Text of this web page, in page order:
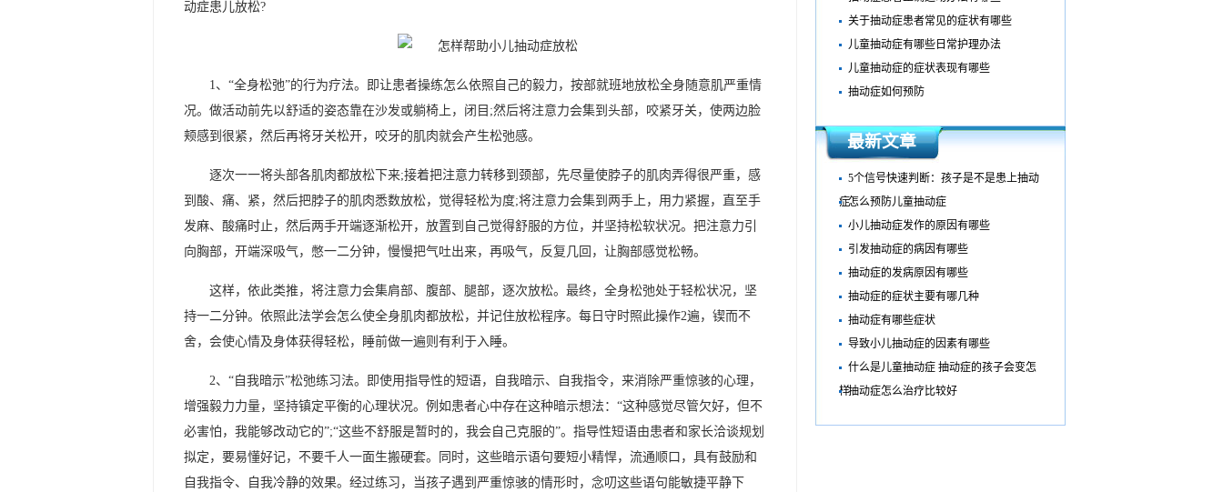
动症患儿放松?
1、“全身松弛”的行为疗法。即让患者操练怎么依照自己的毅力，按部就班地放松全身随意肌严重情
况。做活动前先以舒适的姿态靠在沙发或躺椅上，闭目;然后将注意力会集到头部，咬紧牙关，使两边脸
颊感到很紧，然后再将牙关松开，咬牙的肌肉就会产生松弛感。
逐次一一将头部各肌肉都放松下来;接着把注意力转移到颈部，先尽量使脖子的肌肉弄得很严重，感
到酸、痛、紧，然后把脖子的肌肉悉数放松，觉得轻松为度;将注意力会集到两手上，用力紧握，直至手
发麻、酸痛时止，然后两手开端逐渐松开，放置到自己觉得舒服的方位，并坚持松软状况。把注意力引
向胸部，开端深吸气，憋一二分钟，慢慢把气吐出来，再吸气，反复几回，让胸部感觉松畅。
这样，依此类推，将注意力会集肩部、腹部、腿部，逐次放松。最终，全身松弛处于轻松状况，坚
持一二分钟。依照此法学会怎么使全身肌肉都放松，并记住放松程序。每日守时照此操作2遍，锲而不
舍，会使心情及身体获得轻松，睡前做一遍则有利于入睡。
2、“自我暗示”松弛练习法。即使用指导性的短语，自我暗示、自我指令，来消除严重惊骇的心理，
增强毅力力量，坚持镇定平衡的心理状况。例如患者心中存在这种暗示想法：“这种感觉尽管欠好，但不
必害怕，我能够改动它的”;“这些不舒服是暂时的，我会自己克服的”。指导性短语由患者和家长洽谈规划
拟定，要易懂好记，不要千人一面生搬硬套。同时，这些暗示语句要短小精悍，流通顺口，具有鼓励和
自我指令、自我冷静的效果。经过练习，当孩子遇到严重惊骇的情形时，念叨这些语句能敏捷平静下
关于抽动症患者常见的症状有哪些
儿童抽动症有哪些日常护理办法
儿童抽动症的症状表现有哪些
抽动症如何预防
最新文章
5个信号快速判断：孩子是不是患上抽动
症怎么预防儿童抽动症
小儿抽动症发作的原因有哪些
引发抽动症的病因有哪些
抽动症的发病原因有哪些
抽动症的症状主要有哪几种
抽动症有哪些症状
导致小儿抽动症的因素有哪些
什么是儿童抽动症 抽动症的孩子会变怎
样抽动症怎么治疗比较好